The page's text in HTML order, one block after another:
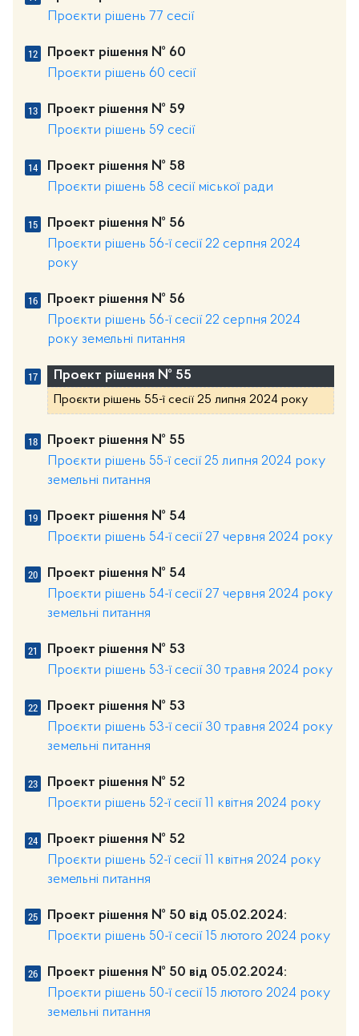
Проєкти рішень 77 сесії
Проект рішення № 60
Проєкти рішень 60 сесії
Проект рішення № 59
Проєкти рішень 59 сесії
Проект рішення № 58
Проєкти рішень 58 сесії міської ради
Проект рішення № 56
Проєкти рішень 56-ї сесії 22 серпня 2024
року
Проект рішення № 56
Проєкти рішень 56-ї сесії 22 серпня 2024
року земельні питання
Проект рішення № 55
Проєкти рішень 55-ї сесії 25 липня 2024 року
Проект рішення № 55
Проєкти рішень 55-ї сесії 25 липня 2024 року
земельні питання
Проект рішення № 54
Проєкти рішень 54-ї сесії 27 червня 2024 року
Проект рішення № 54
Проєкти рішень 54-ї сесії 27 червня 2024 року
земельні питання
Проект рішення № 53
Проєкти рішень 53-ї сесії 30 травня 2024 року
Проект рішення № 53
Проєкти рішень 53-ї сесії 30 травня 2024 року
земельні питання
Проект рішення № 52
Проєкти рішень 52-ї сесії 11 квітня 2024 року
Проект рішення № 52
Проєкти рішень 52-ї сесії 11 квітня 2024 року
земельні питання
Проект рішення № 50 від 05.02.2024:
Проєкти рішень 50-ї сесії 15 лютого 2024 року
Проект рішення № 50 від 05.02.2024:
Проєкти рішень 50-ї сесії 15 лютого 2024 року
земельні питання